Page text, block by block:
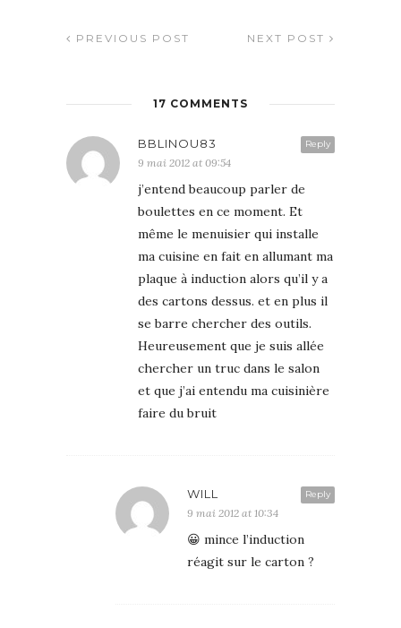
PREVIOUS POST NEXT POST
17 COMMENTS
Reply
BBLINOU83
9 mai 2012 at 09:54
j’entend beaucoup parler de
boulettes en ce moment. Et
même le menuisier qui installe
ma cuisine en fait en allumant ma
plaque à induction alors qu’il y a
des cartons dessus. et en plus il
se barre chercher des outils.
Heureusement que je suis allée
chercher un truc dans le salon
et que j’ai entendu ma cuisinière
faire du bruit
Reply
WILL
9 mai 2012 at 10:34
😀 mince l’induction
réagit sur le carton ?